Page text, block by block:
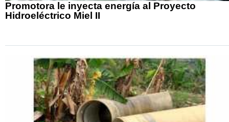
Promotora le inyecta energía al Proyecto
Hidroeléctrico Miel II